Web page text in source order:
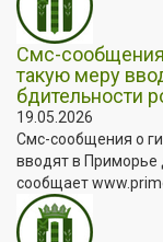
Смс-сообщения
такую меру
бдительности
19.05.2026
Смс-сообщения о
вводят в Приморье
сообщает